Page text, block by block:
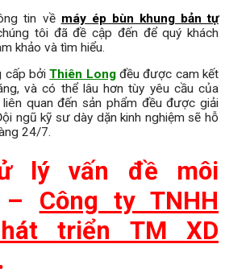
tin về máy ép bùn khung bản tự
tôi đã đề cập đến để quý khách
khảo và tìm hiểu.
cấp bởiThiên Long đều được cam kết
và có thể lâu hơn tùy yêu cầu của
quan đến sản phẩm đều được giải
ngũ kỹ sư dày dặn kinh nghiệm sẽ hỗ
24/7.
lý vấn đề môi
– Công ty TNHH
triển TM XD
.